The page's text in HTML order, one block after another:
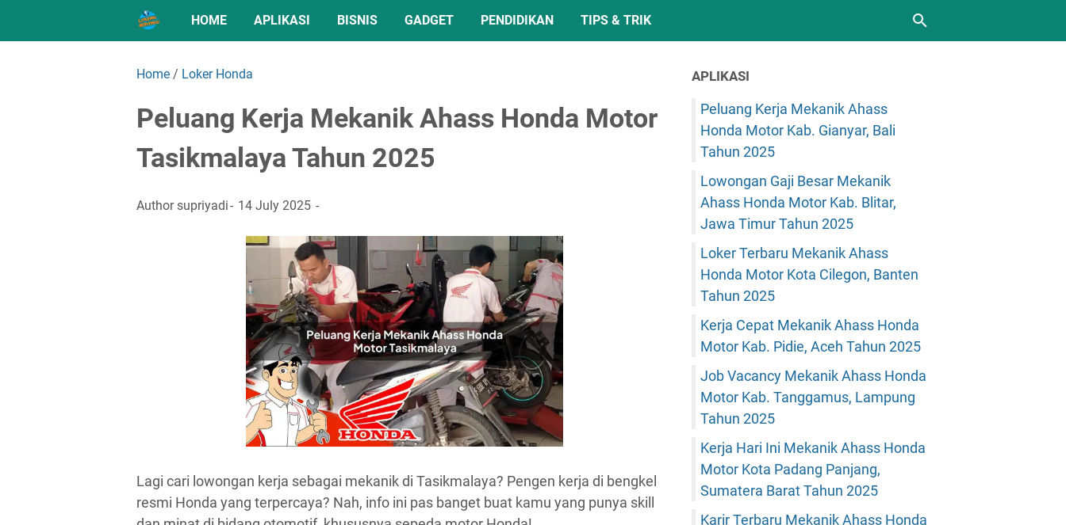
HOME APLIKASI BISNIS GADGET PENDIDIKAN TIPS & TRIK
Home / Loker Honda
Peluang Kerja Mekanik Ahass Honda Motor
Tasikmalaya Tahun 2025
Authorsupriyadi 14 July 2025
Lagi cari lowongan kerja sebagai mekanik di Tasikmalaya? Pengen kerja di bengkel
resmi Honda yang terpercaya? Nah, info ini pas banget buat kamu yang punya skill
APLIKASI
Peluang Kerja Mekanik Ahass
Honda Motor Kab. Gianyar, Bali
Tahun 2025
Lowongan Gaji Besar Mekanik
Ahass Honda Motor Kab. Blitar,
Jawa Timur Tahun 2025
Loker Terbaru Mekanik Ahass
Honda Motor Kota Cilegon, Banten
Tahun 2025
Kerja Cepat Mekanik Ahass Honda
Motor Kab. Pidie, Aceh Tahun 2025
Job Vacancy Mekanik Ahass Honda
Motor Kab. Tanggamus, Lampung
Tahun 2025
Kerja Hari Ini Mekanik Ahass Honda
Motor Kota Padang Panjang,
Sumatera Barat Tahun 2025
Karir Terbaru Mekanik Ahass Honda